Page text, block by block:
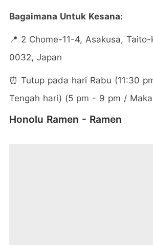
Bagaimana Untuk Kesana:
📍 2 Chome-11-4, Asakusa, Taito-
0032, Japan
⏰ Tutup pada hari Rabu (11:30
Tengah hari) (5 pm - 9 pm /
Honolu Ramen - Ramen